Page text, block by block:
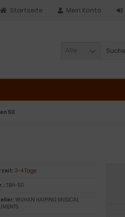
Mein Konto
Startseite
Alle
50
3-4 Tage
TBH-50
WUHAN HAIPING MUSICAL